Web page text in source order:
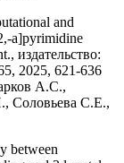
and
a]pyrimidine
издательство:
2025, 621-636
А.С.,
Соловьева С.Е.,
between